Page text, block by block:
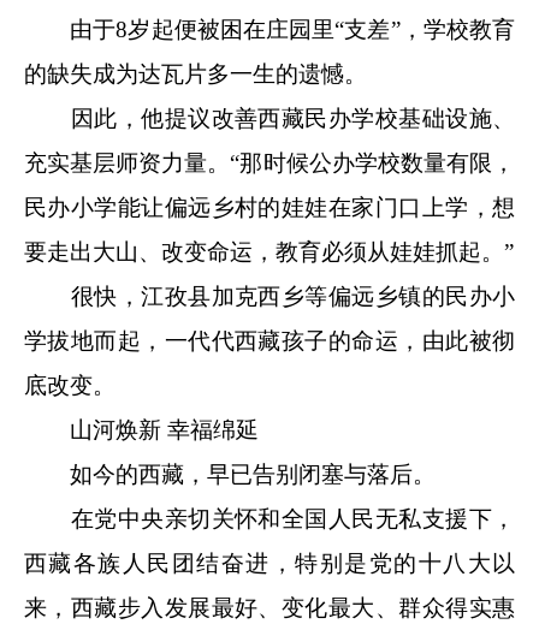
由于8岁起便被困在庄园里“支差”，学校教育
的缺失成为达瓦片多一生的遗憾。
因此，他提议改善西藏民办学校基础设施、
充实基层师资力量。“那时候公办学校数量有限，
民办小学能让偏远乡村的娃娃在家门口上学，想
要走出大山、改变命运，教育必须从娃娃抓起。”
很快，江孜县加克西乡等偏远乡镇的民办小
学拔地而起，一代代西藏孩子的命运，由此被彻
底改变。
山河焕新 幸福绵延
如今的西藏，早已告别闭塞与落后。
在党中央亲切关怀和全国人民无私支援下，
西藏各族人民团结奋进，特别是党的十八大以
来，西藏步入发展最好、变化最大、群众得实惠